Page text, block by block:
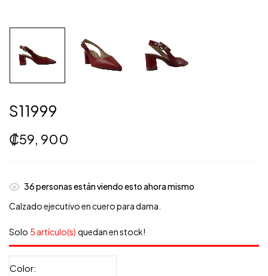
S11999
₡59, 900
36personas están viendo esto ahora mismo
Calzado ejecutivo en cuero para dama.
Solo 5 artículo(s) quedan en stock!
Color